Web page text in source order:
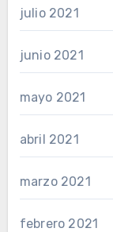
julio 2021
junio 2021
mayo 2021
abril 2021
marzo 2021
febrero 2021